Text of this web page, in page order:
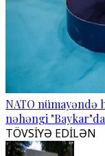
NATO nümayəndə
nəhəngi
TÖVSİYƏ EDİLƏN